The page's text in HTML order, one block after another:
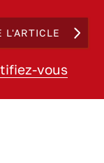
L'ARTICLE
vous